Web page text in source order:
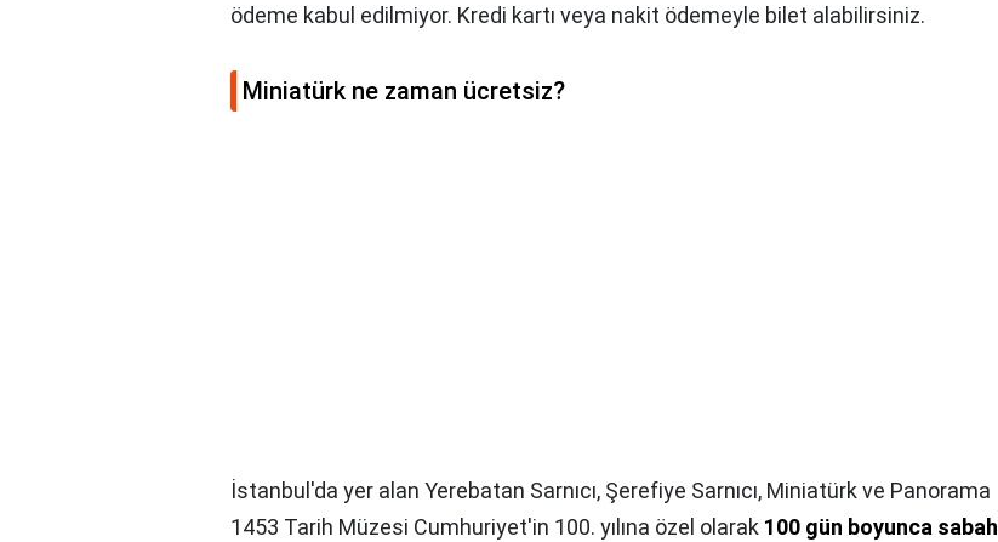
ödeme kabul edilmiyor. Kredi kartı veya nakit ödemeyle bilet alabilirsiniz.
Miniatürk ne zaman ücretsiz?
İstanbul'da yer alan Yerebatan Sarnıcı, Şerefiye Sarnıcı, Miniatürk ve Panorama
1453 Tarih Müzesi Cumhuriyet'in 100. yılına özel olarak 100 gün boyunca sabah